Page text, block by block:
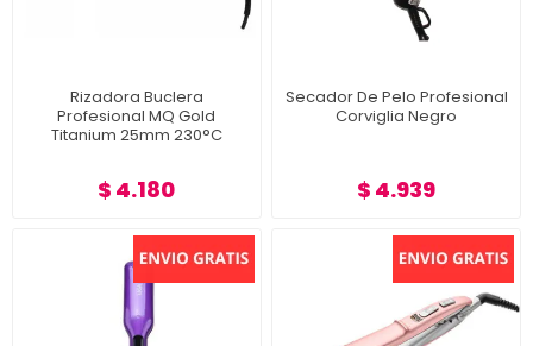
Rizadora Buclera
Profesional MQ Gold
Titanium 25mm 230°C
$ 4.180
Secador De Pelo Profesional
Corviglia Negro
$ 4.939